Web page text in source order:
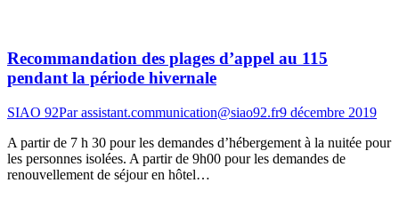
Recommandation des plages d’appel au 115
pendant la période hivernale
SIAO 92Parassistant.communication@siao92.fr9 décembre 2019
A partir de 7 h 30 pour les demandes d’hébergement à la nuitée pour
les personnes isolées. A partir de 9h00 pour les demandes de
renouvellement de séjour en hôtel…